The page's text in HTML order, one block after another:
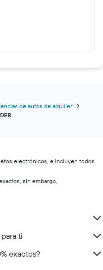
de autos de alquiler
electrónicos, e incluyen todos
sin embargo,
ti
exactos?